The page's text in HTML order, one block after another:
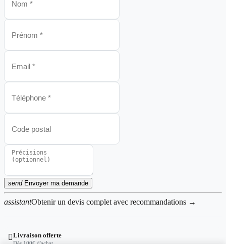
sendEnvoyer ma demande
assistantObtenir un devis complet avec recommandations →
Livraison offerte